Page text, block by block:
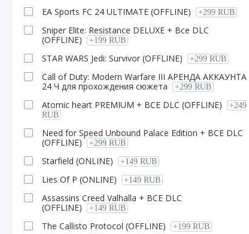
EA Sports FC 24 ULTIMATE (OFFLINE) +299 RUB
Sniper Elite: Resistance DELUXE + Все DLC
(OFFLINE)
+199 RUB
STAR WARS Jedi: Survivor (OFFLINE) +299 RUB
Call of Duty: Modern Warfare III АРЕНДА АККАУНТА
24 Ч для прохождения сюжета
+299 RUB
Atomic heart PREMIUM + ВСЕ DLC (OFFLINE)
+249
RUB
Need for Speed Unbound Palace Edition + ВСЕ DLC
(OFFLINE)
+299 RUB
Starfield (ONLINE) +149 RUB
Lies Of P (ONLINE) +149 RUB
Assassins Creed Valhalla + ВСЕ DLC
(OFFLINE)
+149 RUB
The Callisto Protocol (OFFLINE) +199 RUB